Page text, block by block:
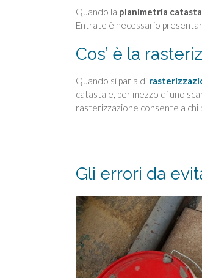
Quando la planimetria
Entrate è necessario
Cos’ è la
Quando si parla di
catastale, per mezzo di uno
rasterizzazione consente a chi
Gli errori da